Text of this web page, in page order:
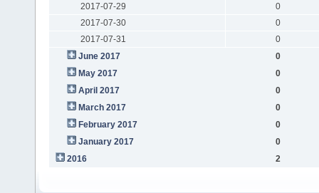
2017-07-29
0
2017-07-30
0
2017-07-31
0
June 2017
0
May 2017
0
April 2017
0
March 2017
0
February 2017
0
January 2017
0
2016
2